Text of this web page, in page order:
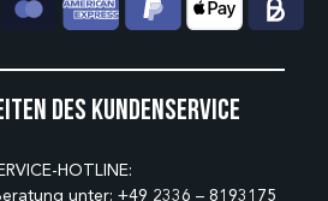
des Kundenservice
HOTLINE:
unter: +49 2336 – 8193175